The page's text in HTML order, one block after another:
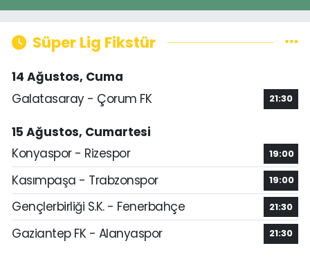
Süper Lig Fikstür
14 Ağustos, Cuma
Galatasaray - Çorum FK
21:30
15 Ağustos, Cumartesi
Konyaspor - Rizespor
19:00
Kasımpaşa - Trabzonspor 19:00
Gençlerbirliği S.K. - Fenerbahçe 21:30
Gaziantep FK - Alanyaspor 21:30